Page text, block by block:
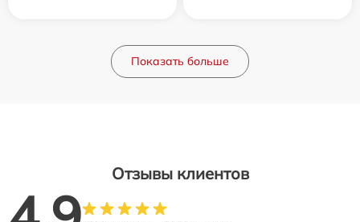
Показать больше
Отзывы клиентов